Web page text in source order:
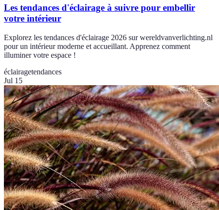
Les tendances d'éclairage à suivre pour embellir
votre intérieur
Explorez les tendances d'éclairage 2026 sur wereldvanverlichting.nl
pour un intérieur moderne et accueillant. Apprenez comment
illuminer votre espace !
éclairagetendances
Jul 15